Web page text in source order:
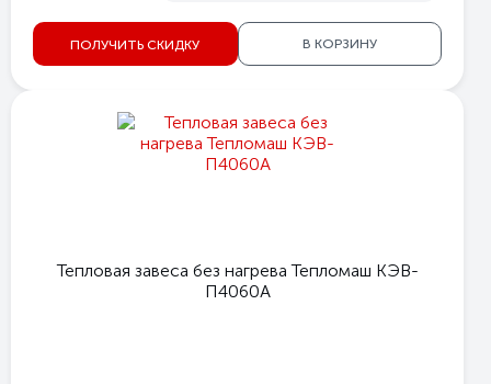
ПОЛУЧИТЬ СКИДКУ В КОРЗИНУ
Тепловая завеса без нагрева Тепломаш КЭВ-
П4060А